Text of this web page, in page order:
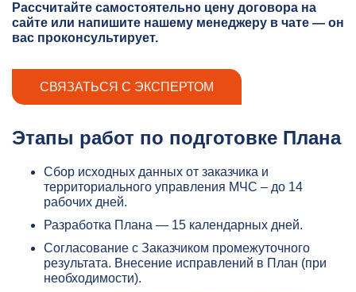
Рассчитайте самостоятельно цену договора на
сайте или напишите нашему менеджеру в чате — он
вас проконсультирует.
СВЯЗАТЬСЯ С ЭКСПЕРТОМ
Этапы работ по подготовке Плана
Сбор исходных данных от заказчика и
территориального управления МЧС – до 14
рабочих дней.
Разработка Плана — 15 календарных дней.
Согласование с Заказчиком промежуточного
результата. Внесение исправлений в План (при
необходимости).